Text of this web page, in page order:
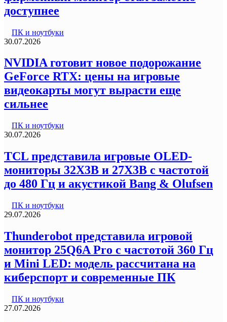
доступнее
ПК и ноутбуки
30.07.2026
NVIDIA готовит новое подорожание
GeForce RTX: цены на игровые
видеокарты могут вырасти еще
сильнее
ПК и ноутбуки
30.07.2026
TCL представила игровые OLED-
мониторы 32X3B и 27X3B с частотой
до 480 Гц и акустикой Bang & Olufsen
ПК и ноутбуки
29.07.2026
Thunderobot представила игровой
монитор 25Q6A Pro с частотой 360 Гц
и Mini LED: модель рассчитана на
киберспорт и современные ПК
ПК и ноутбуки
27.07.2026